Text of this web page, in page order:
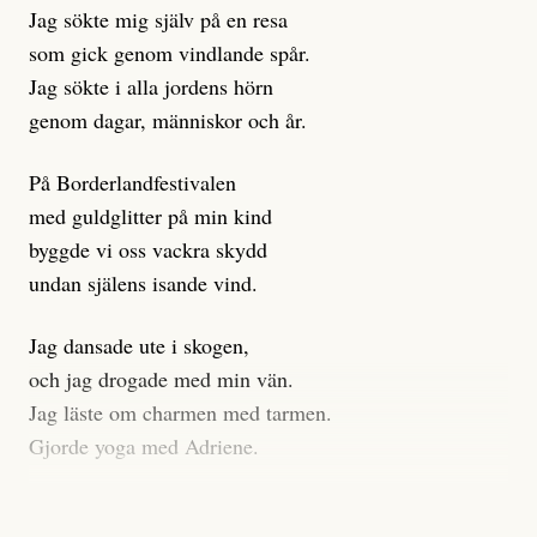
klickbete är inte intressant för Dagens ETC.
Journalistiken är låst. En klatschig men korrekt rubrik
gör förhoppningsvis att en nyfiken beställer
prenumeration, men den avslutas sekunder senare om
dessa granskningar på olika källor, alltifrån domar till
en mängd intervjupersoner, inklusive generös
möjlighet att bemöta för såväl personen vars motiv att
engagera sig i Palestinarörelsen ifrågasätts som de
grupper där Säpo-resursen samlade in uppgifter.
Researchen är grundlig.
Möjligen är det egentligen inte journalistikens metod
som stör?
Jag sökte mig själv på en resa
som gick genom vindlande spår.
Jag sökte i alla jordens hörn
genom dagar, människor och år.
På Borderlandfestivalen
med guldglitter på min kind
byggde vi oss vackra skydd
undan själens isande vind.
Jag dansade ute i skogen,
och jag drogade med min vän.
Jag läste om charmen med tarmen.
Gjorde yoga med Adriene.